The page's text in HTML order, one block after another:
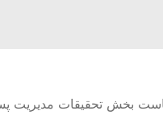
بخش تحقیقات مدیریت